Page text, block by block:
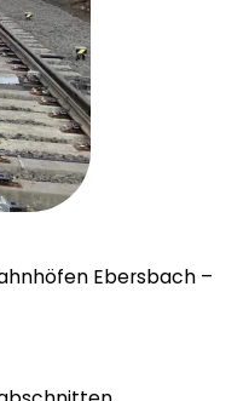
Ebersbach –